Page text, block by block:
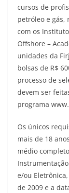
cursos de
petróleo e gás,
com os
Offshore –
unidades da
bolsas de R$
processo de
devem ser
programa
Os únicos
mais de 18
médio
e/ou
de 2009 e a